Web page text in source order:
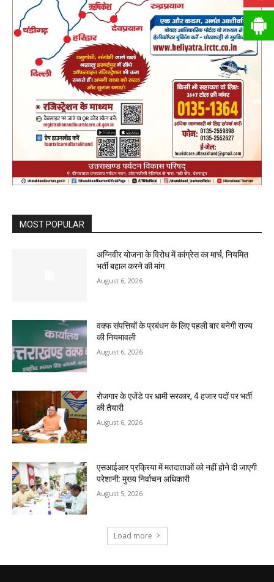
MOST POPULAR
अग्निवीर योजना के विरोध में कांग्रेस का मार्च, नियमित
भर्ती बहाल करने की मांग
August 6, 2026
वक्फ संपत्तियों के प्रबंधन के लिए पहली बार बनेगी राज्य
की नियमावली
August 6, 2026
रोजगार के एजेंडे पर धामी सरकार, 4 हजार पदों पर भर्ती
की तैयारी
August 6, 2026
एसआईआर प्रक्रिया में मतदाताओं को नहीं होने दी जाएगी
परेशानी: मुख्य निर्वाचन अधिकारी
August 5, 2026
Load more